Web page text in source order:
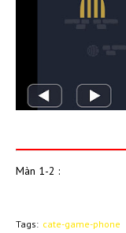
Màn 1-2 :
Tags: cate-game-phone